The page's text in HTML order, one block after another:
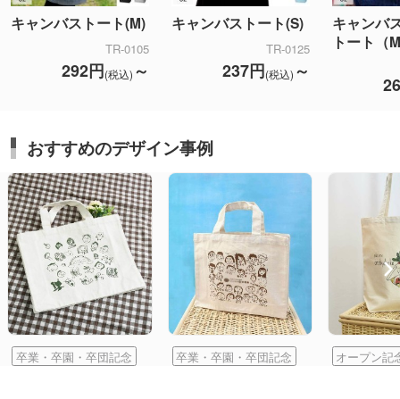
キャンバストート(M)
TR-0105
292円(税込) ～
キャンバストート(S)
TR-0125
237円(税込) ～
キャンバ
トート（
おすすめのデザイン事例
卒業・卒園・卒団記念 卒業・卒園・卒団記念 オープン記